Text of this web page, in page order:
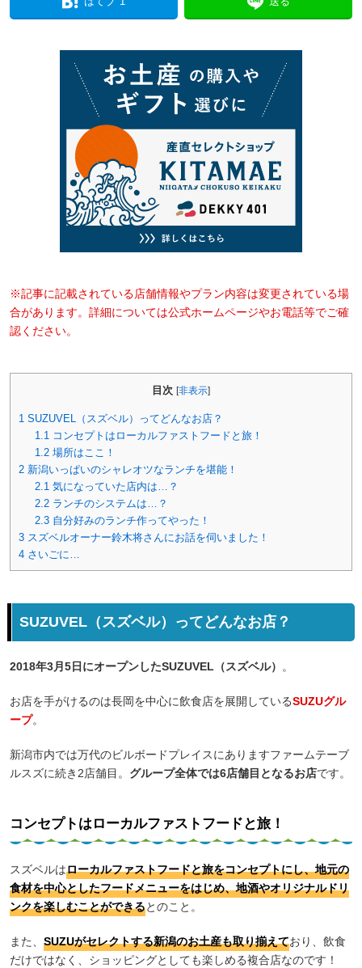
※記事に記載されている店舗情報やプラン内容は変更されている場
合があります。詳細については公式ホームページやお電話等でご確
認ください。
目次 [非表示]
1 SUZUVEL（スズベル）ってどんなお店？
1.1 コンセプトはローカルファストフードと旅！
1.2場所はここ！
2 新潟いっぱいのシャレオツなランチを堪能！
2.1 気になっていた店内は…？
2.2ランチのシステムは…？
2.3自分好みのランチ作ってやった！
3 スズベルオーナー鈴木将さんにお話を伺いました！
4 さいごに…
SUZUVEL（スズベル）ってどんなお店？
2018年3月5日にオープンしたSUZUVEL（スズベル） 。
お店を手がけるのは長岡を中心に飲食店を展開しているSUZUグル
ープ。
新潟市内では万代のビルボードプレイスにありますファームテーブ
ルスズに続き2店舗目。 グループ全体では6店舗目となるお店です。
コンセプトはローカルファストフードと旅！
スズベルはローカルファストフードと旅をコンセプトにし、地元の
食材を中心としたフードメニューをはじめ、地酒やオリジナルドリ
ンクを楽しむことができるとのこと。
また、 SUZUがセレクトする新潟のお土産も取り揃えており、飲食
だけではなく、ショッピングとしても楽しめる複合店なのです！